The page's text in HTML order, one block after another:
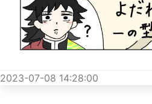
2023-07-08 14:28:00